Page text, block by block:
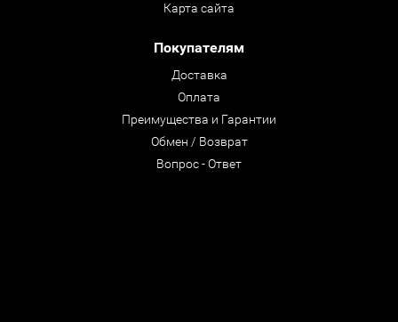
Карта сайта
Покупателям
Доставка
Оплата
Преимущества и Гарантии
Обмен / Возврат
Вопрос - Ответ